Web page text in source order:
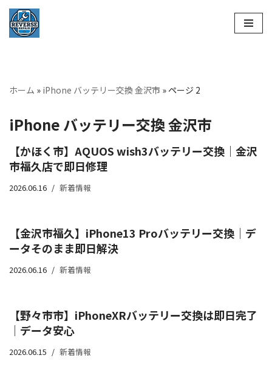
コ
ツ
ス
ッ
プ
ホーム » iPhone バッテリー交換 金沢市 » ページ 2
iPhone バッテリー交換 金沢市
【かほく市】AQUOS wish3バッテリー交換｜金沢
市福久店で即日修理
2026.06.16 新着情報
【金沢市福久】iPhone13 Proバッテリー交換｜デ
ータそのまま即日解決
2026.06.16 新着情報
【野々市市】iPhoneXRバッテリー交換は即日完了
｜データ安心
2026.06.15 新着情報